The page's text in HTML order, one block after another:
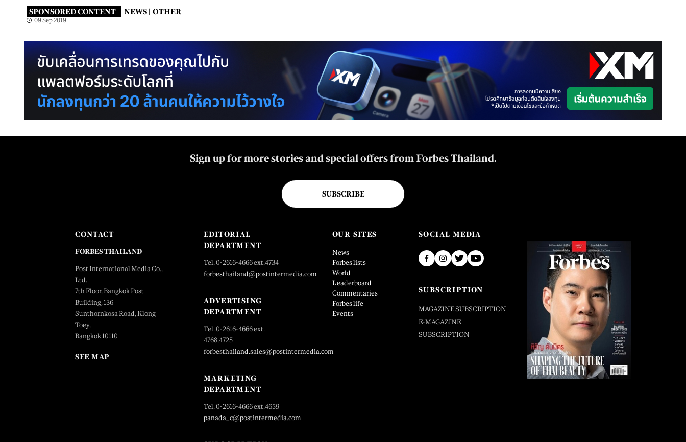
SPONSORED CONTENT | NEWS | OTHER
09 Sep 2019
Sign up for more stories and special offers from Forbes Thailand.
SUBSCRIBE
CONTACT
FORBES THAILAND
Post International Media Co.,
Ltd.
7th Floor, Bangkok Post
Building, 136
Sunthornkosa Road, Klong
Toey,
Bangkok 10110
SEE MAP
EDITORIAL
DEPARTMENT
Tel. 0-2616-4666 ext.4734
forbesthailand@postintermedia.com
ADVERTISING
DEPARTMENT
Tel. 0-2616-4666 ext.
4768,4725
forbesthailand.sales@postintermedia.com
MARKETING
DEPARTMENT
Tel. 0-2616-4666 ext.4659
panada_c@postintermedia.com
OUR SITES
News
Forbes lists
World
Leaderboard
Commentaries
Forbes life
Events
SOCIAL MEDIA
SUBSCRIPTION
MAGAZINE SUBSCRIPTION
E-MAGAZINE
SUBSCRIPTION